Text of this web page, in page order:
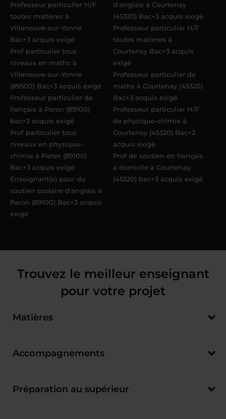
Professeur particulier H/F
toutes matières à
Villeneuve-sur-Yonne
Bac+3 acquis exigé
Prof particulier tous
niveaux en maths à
Villeneuve-sur-Yonne
(89500) Bac+3 acquis exigé
Professeur particulier de
français à Paron (89100)
bac+3 acquis exigé
Prof particulier tous
niveaux en physique-
chimie à Paron (89100)
Bac+3 acquis exigé
Enseignant(e) pour du
soutien scolaire d'anglais à
Paron (89100) Bac+3 acquis
exigé
d'anglais à Courtenay
(45320) Bac+3 acquis exigé
Professeur particulier H/F
toutes matières à
Courtenay Bac+3 acquis
exigé
Professeur particulier de
maths à Courtenay (45320)
Bac+3 acquis exigé
Professeur particulier H/F
de physique-chimie à
Courtenay (45320) Bac+3
acquis exigé
Prof de soutien en français
à domicile à Courtenay
(45320) bac+3 acquis exigé
Trouvez le meilleur enseignant
pour votre projet
Matières
Accompagnements
Préparation au supérieur